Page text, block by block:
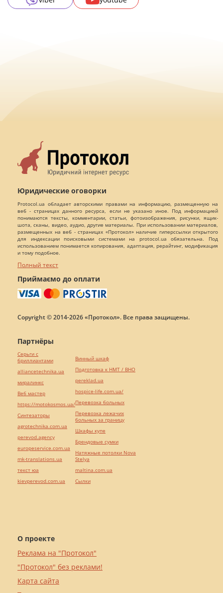
Юридические оговорки
Protocol.ua обладает авторскими правами на информацию, размещенную на
веб - страницах данного ресурса, если не указано иное. Под информацией
понимаются тексты, комментарии, статьи, фотоизображения, рисунки, ящик-
шота, сканы, видео, аудио, другие материалы. При использовании материалов,
размещенных на веб - страницах «Протокол» наличие гиперссылки открытого
для индексации поисковыми системами на protocol.ua обязательна. Под
использованием понимается копирования, адаптация, рерайтинг, модификация
и тому подобное.
Полный текст
Приймаємо до оплати
Copyright © 2014-2026 «Протокол». Все права защищены.
О проекте
Реклама на "Протокол"
"Протокол" без реклами!
Карта сайта
Партнёры
Серьги с
бриллиантами
alliancetechnika.ua
миралинкс
Веб мастер
https://motokosmos.ua/
Синтезаторы
agrotechnika.com.ua
perevod.agency
europeservice.com.ua
mk-translations.ua
текст юа
kievperevod.com.ua
Винный шкаф
Подготовка к НМТ / ВНО
pereklad.ua
hospice-life.com.ua/
Перевозка больных
Перевозка лежачих
больных за границу
Шкафы купе
Брендовые сумки
Натяжные потолки Nova
Stelya
maltina.com.ua
Cылки